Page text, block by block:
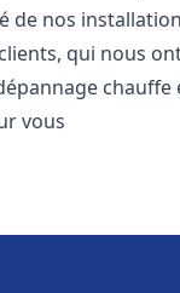
de nos
qui nous
chauffe
vous